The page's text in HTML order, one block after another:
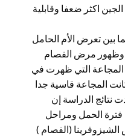
اكثر ضعفا وقابلية
بين تعرض الأم الحامل
وظهور مرض الفصام
المجاعة التي ظهرت في
١٩٤٥م حيث كانت المجاعة قاسية جدا
نتائج الدراسة إن
فترة الحمل ومراحل
(الفصام )